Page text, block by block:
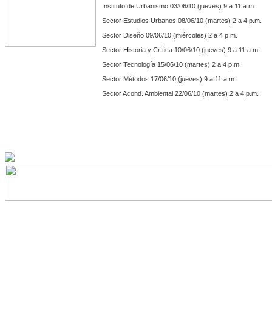
Instituto de Urbanismo 03/06/10 (jueves) 9 a 11 a.m.
Sector Estudios Urbanos 08/06/10 (martes) 2 a 4 p.m.
Sector Diseño 09/06/10 (miércoles) 2 a 4 p.m.
Sector Historia y Crítica 10/06/10 (jueves) 9 a 11 a.m.
Sector Tecnología 15/06/10 (martes) 2 a 4 p.m.
Sector Métodos 17/06/10 (jueves) 9 a 11 a.m.
Sector Acond. Ambiental 22/06/10 (martes) 2 a 4 p.m.